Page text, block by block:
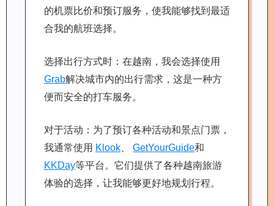
的机票比价和预订服务，使我能够找到最适
合我的航班选择。
选择出行方式时：在越南，我会选择使用
Grab解决城市内的出行需求，这是一种方
便而安全的打车服务。
对于活动：为了预订各种活动和景点门票，
我通常使用 Klook GetYourGuide和
KKDay等平台。它们提供了各种越南旅游
体验的选择，让我能够更好地规划行程。